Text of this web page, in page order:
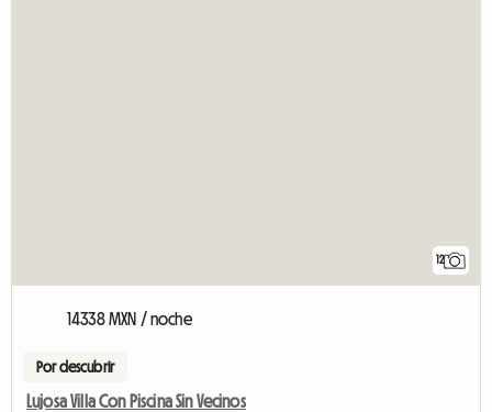
12
14338 MXN / noche
Por descubrir
Lujosa Villa Con Piscina Sin Vecinos